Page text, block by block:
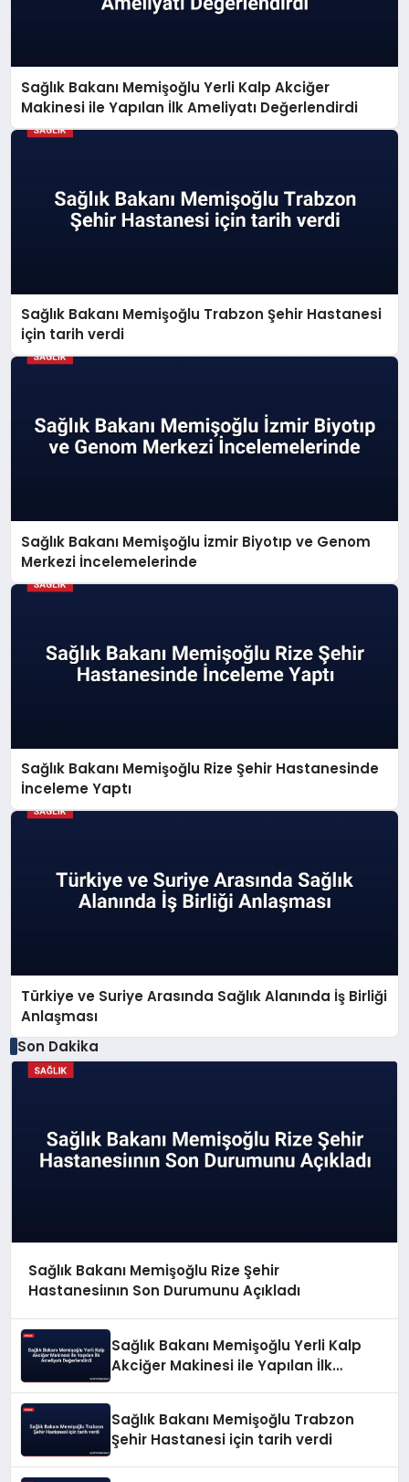
Sağlık Bakanı Memişoğlu Yerli Kalp Akciğer
Makinesi ile Yapılan İlk Ameliyatı Değerlendirdi
Sağlık Bakanı Memişoğlu Trabzon Şehir Hastanesi
için tarih verdi
Sağlık Bakanı Memişoğlu İzmir Biyotıp ve Genom
Merkezi İncelemelerinde
Sağlık Bakanı Memişoğlu Rize Şehir Hastanesinde
İnceleme Yaptı
Türkiye ve Suriye Arasında Sağlık Alanında İş Birliği
Anlaşması
Son Dakika
Sağlık Bakanı Memişoğlu Rize Şehir
Hastanesiının Son Durumunu Açıkladı
Sağlık Bakanı Memişoğlu Yerli Kalp
Akciğer Makinesi ile Yapılan İlk
Sağlık Bakanı Memişoğlu Trabzon
Şehir Hastanesi için tarih verdi